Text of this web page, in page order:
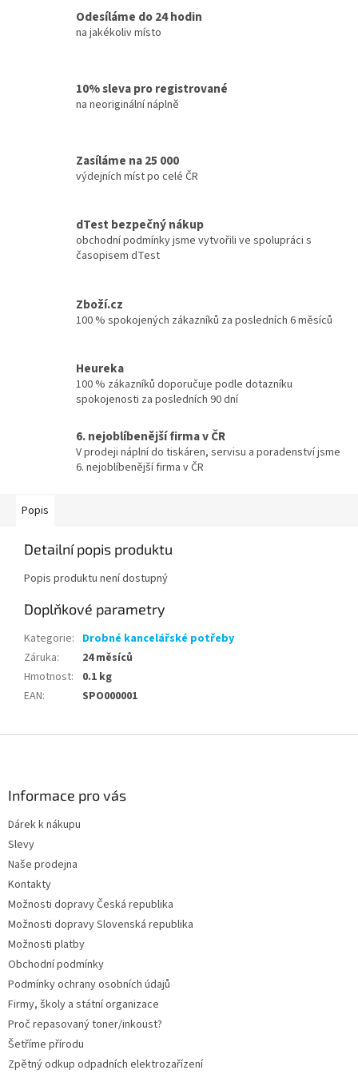
Odesíláme do 24 hodin
na jakékoliv místo
10% sleva pro registrované
na neoriginální náplně
Zasíláme na 25 000
výdejních míst po celé ČR
dTest bezpečný nákup
obchodní podmínky jsme vytvořili ve spolupráci s
časopisem dTest
Zboží.cz
100 % spokojených zákazníků za posledních 6 měsíců
Heureka
100 % zákazníků doporučuje podle dotazníku
spokojenosti za posledních 90 dní
6. nejoblíbenější firma v ČR
V prodeji náplní do tiskáren, servisu a poradenství jsme
6. nejoblíbenější firma v ČR
Popis
Detailní popis produktu
Popis produktu není dostupný
Doplňkové parametry
Kategorie: Drobné kancelářské potřeby
Záruka:
24 měsíců
Hmotnost:
0.1 kg
EAN: SPO000001
Informace pro vás
Dárek k nákupu
Slevy
Naše prodejna
Kontakty
Možnosti dopravy Česká republika
Možnosti dopravy Slovenská republika
Možnosti platby
Obchodní podmínky
Podmínky ochrany osobních údajů
Firmy, školy a státní organizace
Proč repasovaný toner/inkoust?
Šetříme přírodu
Zpětný odkup odpadních elektrozařízení